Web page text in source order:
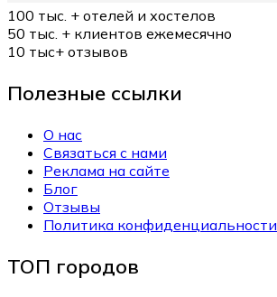
100 тыс. + отелей и хостелов
50 тыс. + клиентов ежемесячно
10 тыс+ отзывов
Полезные ссылки
О нас
Связаться с нами
Реклама на сайте
Блог
Отзывы
Политика конфиденциальности
ТОП городов